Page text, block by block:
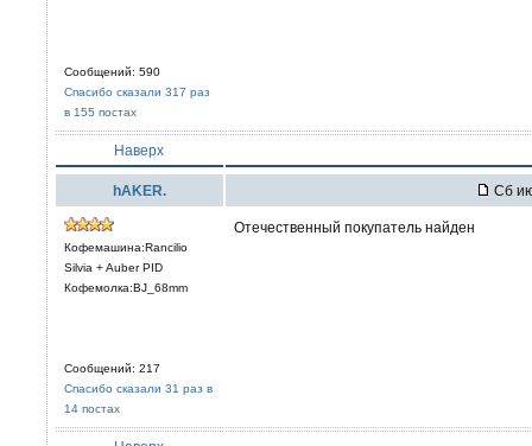
Сообщений: 590
Спасибо сказали 317 раз
в 155 постах
Наверх
hAKER. Сб
Кофемашина:Rancilio
Silvia + Auber PID
Кофемолка:BJ_68mm
Сообщений: 217
Спасибо сказали 31 раз в
14 постах
Отечественный покупатель найден